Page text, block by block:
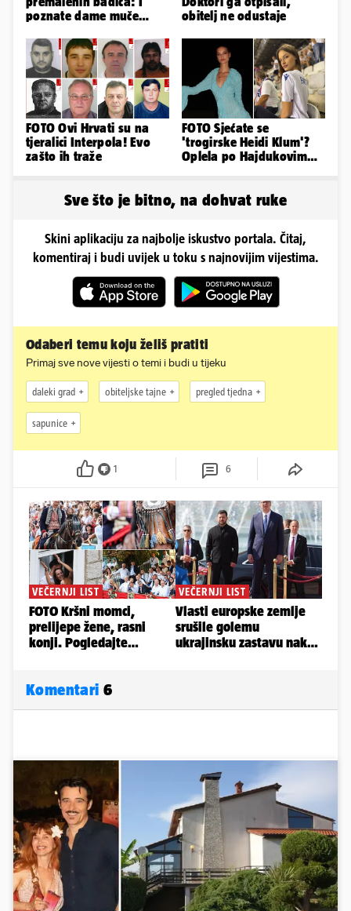
poznate dame muče
pozirale
obitelj ne odustaje
FOTO Ovi Hrvati su na
tjeralici Interpola! Evo
zašto ih traže
FOTO Sjećate se
'trogirske Heidi Klum'?
Oplela po Hajdukovim
Sve što je bitno, na dohvat ruke
Skini aplikaciju za najbolje iskustvo portala. Čitaj,
komentiraj i budi uvijek u toku s najnovijim vijestima.
Odaberi temu koju želiš pratiti
Primaj sve nove vijesti o temi i budi u tijeku
daleki grad obiteljske tajne pregled tjedna
sapunice
1 6
Komentari 6